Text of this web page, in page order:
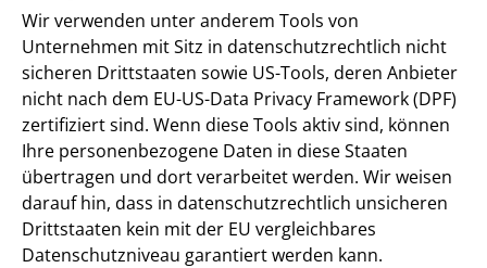
Wir verwenden unter anderem Tools von
Unternehmen mit Sitz in datenschutzrechtlich nicht
sicheren Drittstaaten sowie US-Tools, deren Anbieter
nicht nach dem EU-US-Data Privacy Framework (DPF)
zertifiziert sind. Wenn diese Tools aktiv sind, können
Ihre personenbezogene Daten in diese Staaten
übertragen und dort verarbeitet werden. Wir weisen
darauf hin, dass in datenschutzrechtlich unsicheren
Drittstaaten kein mit der EU vergleichbares
Datenschutzniveau garantiert werden kann.